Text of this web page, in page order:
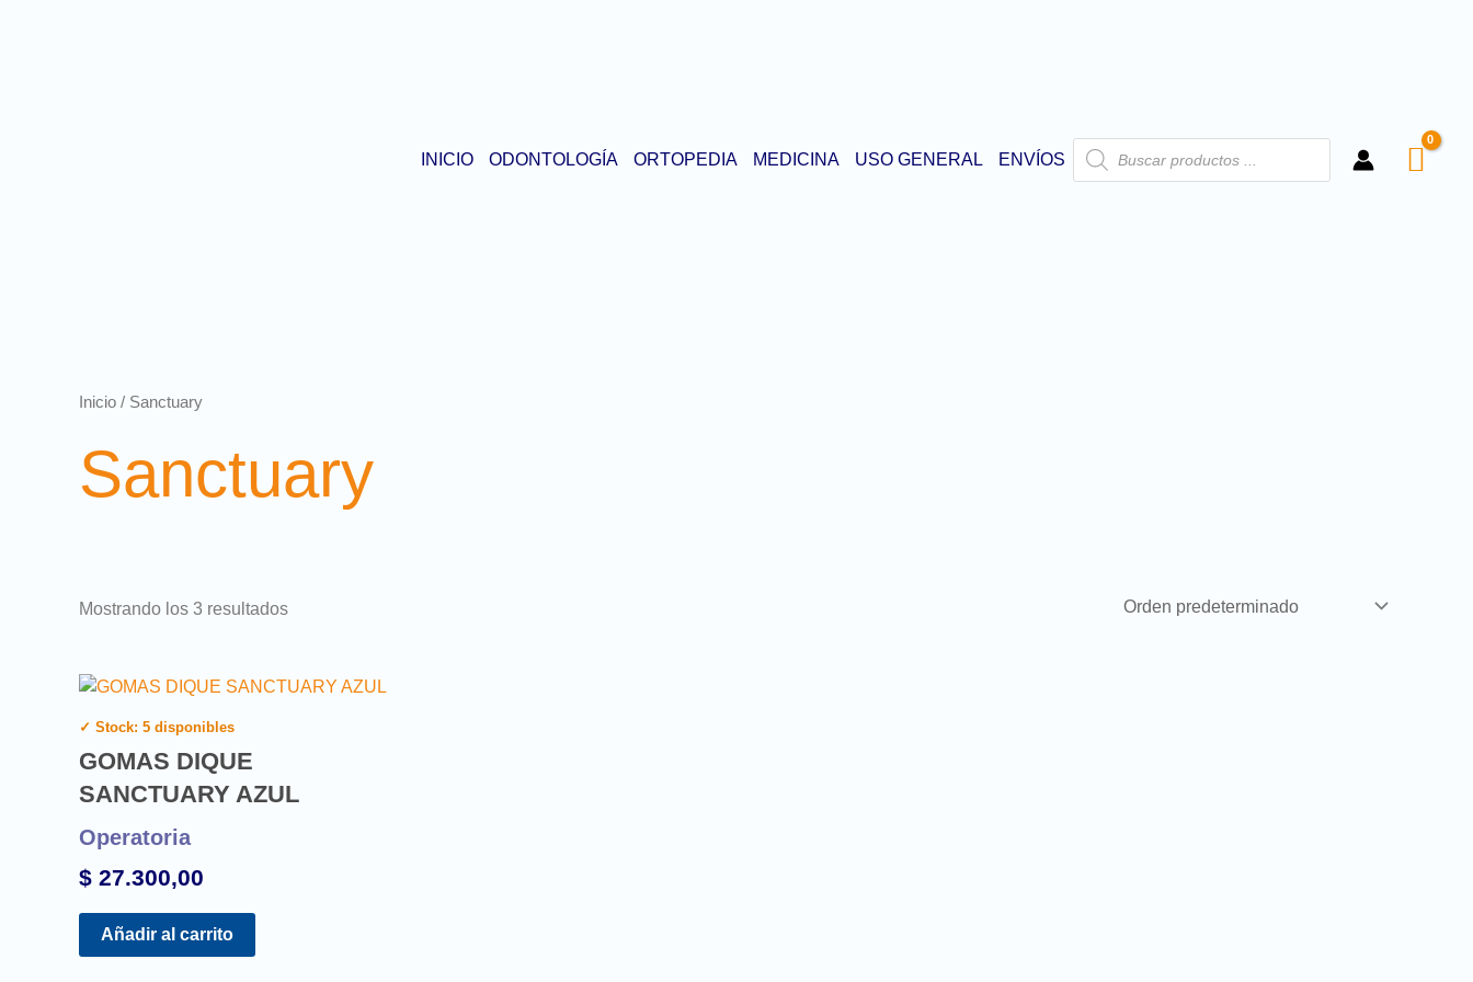
INICIO ODONTOLOGÍA ORTOPEDIA MEDICINA USO GENERAL ENVÍOS
Inicio / Sanctuary
Sanctuary
Mostrando los 3 resultados
✓ Stock: 5 disponibles
GOMAS DIQUE
SANCTUARY AZUL
Operatoria
$ 27.300,00
Añadir al carrito